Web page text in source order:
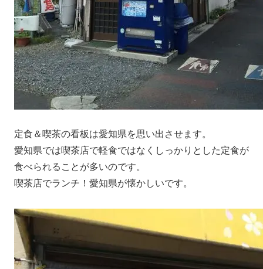
定食＆喫茶の看板は愛知県を思い出させます。
愛知県では喫茶店で軽食ではなくしっかりとした定食が
食べられることが多いのです。
喫茶店でランチ！愛知県が懐かしいです。